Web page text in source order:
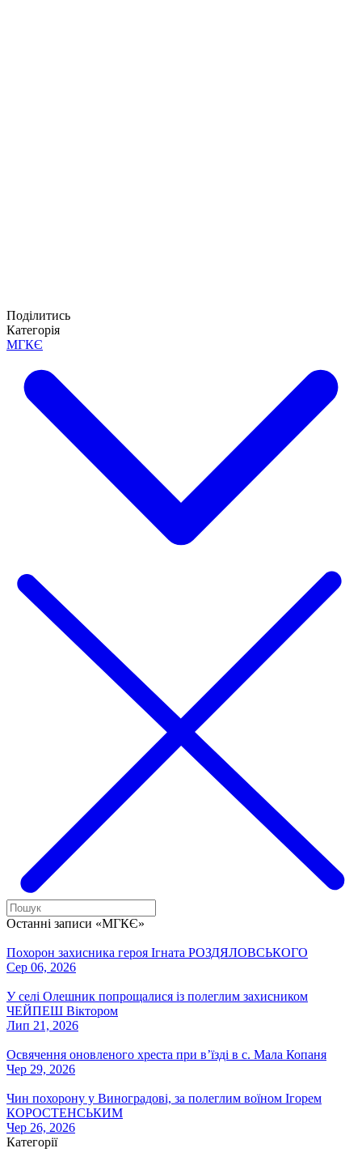
Поділитись
Категорія
МГКЄ
Останні записи «МГКЄ»
Похорон захисника героя Ігната РОЗДЯЛОВСЬКОГО
Сер 06, 2026
У селі Олешник попрощалися із полеглим захисником
ЧЕЙПЕШ Віктором
Лип 21, 2026
Освячення оновленого хреста при вʼїзді в с. Мала Копаня
Чер 29, 2026
Чин похорону у Виноградові, за полеглим воїном Ігорем
КОРОСТЕНСЬКИМ
Чер 26, 2026
Категорії